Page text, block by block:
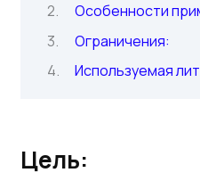
Особенности
Ограничения:
Используемая
Цель: